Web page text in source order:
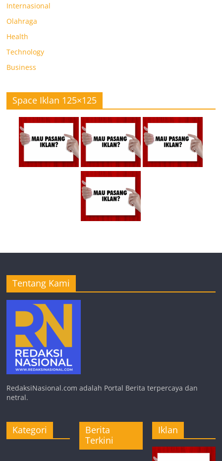
Internasional
Olahraga
Health
Technology
Business
Space Iklan 125×125
Tentang Kami
RedaksiNasional.com adalah Portal Berita terpercaya dan
netral.
Kategori
Berita
Terkini
Iklan